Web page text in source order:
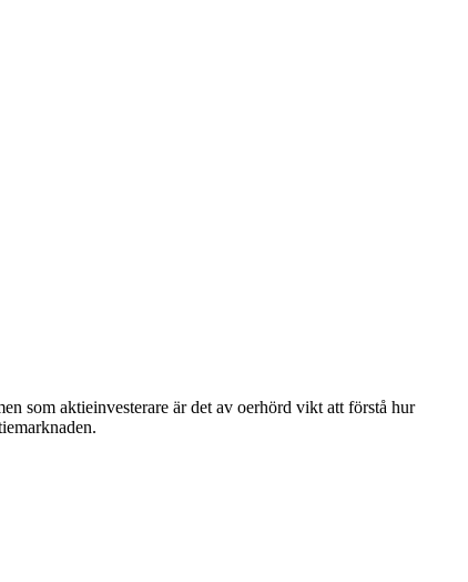
som aktieinvesterare är det av oerhörd vikt att förstå hur